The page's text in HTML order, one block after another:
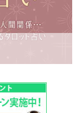
◆私の質問の答えは